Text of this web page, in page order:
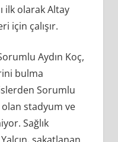
ilk olarak Altay
için çalışır.
Aydın Koç,
bulma
Sorumlu
olan stadyum ve
Sağlık